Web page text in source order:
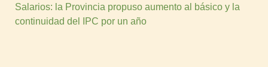
Salarios: la Provincia propuso aumento al básico y la
continuidad del IPC por un año